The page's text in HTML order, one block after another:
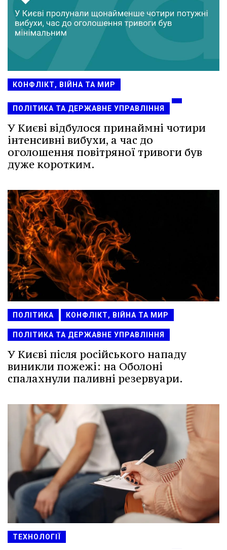
КОНФЛІКТ, ВІЙНА ТА МИР
ПОЛІТИКА ТА ДЕРЖАВНЕ УПРАВЛІННЯ
У Києві відбулося принаймні чотири
інтенсивні вибухи, а час до
оголошення повітряної тривоги був
дуже коротким.
ПОЛІТИКА КОНФЛІКТ, ВІЙНА ТА МИР
ПОЛІТИКА ТА ДЕРЖАВНЕ УПРАВЛІННЯ
У Києві після російського нападу
виникли пожежі: на Оболоні
спалахнули паливні резервуари.
ТЕХНОЛОГІЇ